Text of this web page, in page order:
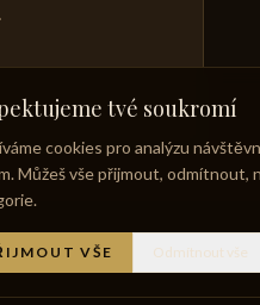
Zaniklé palírny Zásady ochrany
tvé soukromí
cookies pro analýzu
Můžeš vše přijmout, odmítnout,
VŠE Odmítnout vše